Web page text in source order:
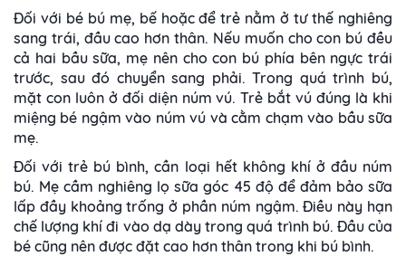
Đối với bé bú mẹ, bế hoặc để trẻ nằm ở tư thế nghiêng
sang trái, đầu cao hơn thân. Nếu muốn cho con bú đều
cả hai bầu sữa, mẹ nên cho con bú phía bên ngực trái
trước, sau đó chuyển sang phải. Trong quá trình bú,
mặt con luôn ở đối diện núm vú. Trẻ bắt vú đúng là khi
miệng bé ngậm vào núm vú và cằm chạm vào bầu sữa
mẹ.
Đối với trẻ bú bình, cần loại hết không khí ở đầu núm
bú. Mẹ cầm nghiêng lọ sữa góc 45 độ để đảm bảo sữa
lấp đầy khoảng trống ở phần núm ngậm. Điều này hạn
chế lượng khí đi vào dạ dày trong quá trình bú. Đầu của
bé cũng nên được đặt cao hơn thân trong khi bú bình.